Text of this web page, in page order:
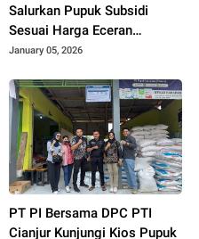
Salurkan Pupuk Subsidi
Sesuai Harga Eceran
Tertinggi
January 05, 2026
PT PI Bersama DPC PTI
Cianjur Kunjungi Kios Pupuk